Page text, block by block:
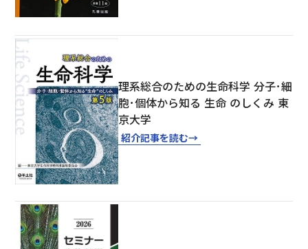
理系総合のための生命科学 分子･細
胞･個体から知る 生命 のしくみ 東
京大学
紹介記事を読む→